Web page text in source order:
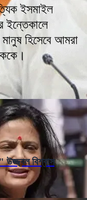
ইসমাইল
ইন্তেকালে
হিসেবে আমরা
উজ্জ্বল বিশ্বাস